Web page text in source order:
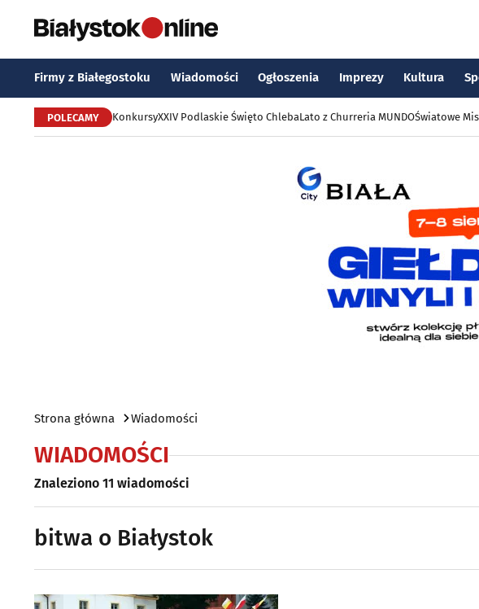
Firmy z Białegostoku Wiadomości Ogłoszenia Imprezy Kultura
POLECAMY KonkursyXXIV Podlaskie Święto ChlebaLato z Churreria MUNDOŚwiatowe
Strona główna Wiadomości
WIADOMOŚCI
Znaleziono 11 wiadomości
bitwa o Białystok